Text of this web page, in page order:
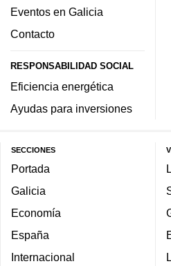
Eventos en Galicia
Contacto
RESPONSABILIDAD SOCIAL
Eficiencia energética
Ayudas para inversiones
SECCIONES
Portada
Galicia
Economía
España
Internacional